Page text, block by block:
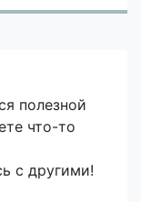
полезной
что-то
с другими!